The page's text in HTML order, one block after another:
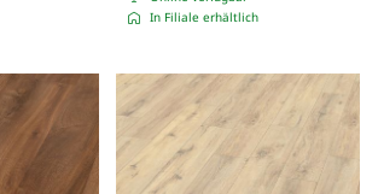
In Filiale erhältlich